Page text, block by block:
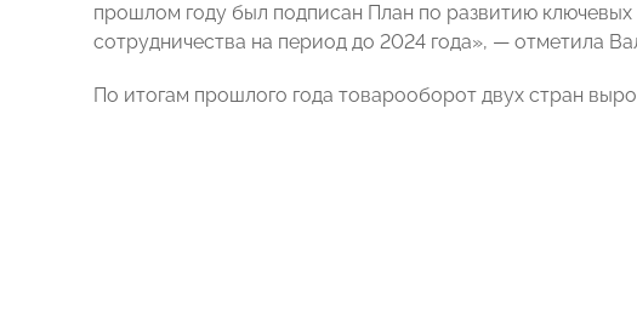
прошлом году был подписан План по развитию
сотрудничества на период до 2024 года», — отметила
По итогам прошлого года товарооборот двух стран